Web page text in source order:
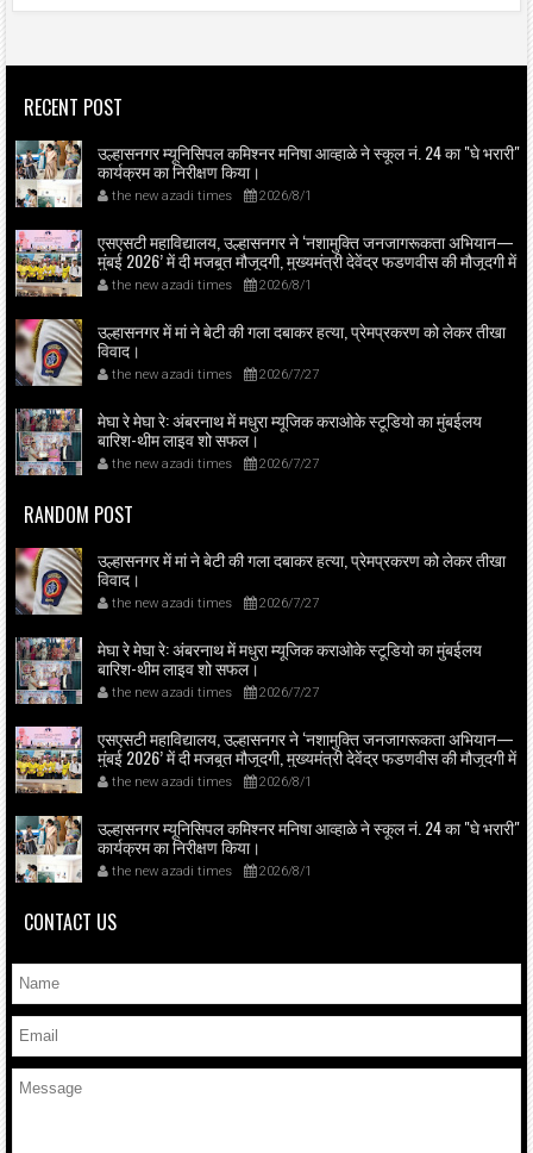
RECENT POST
उल्हासनगर म्यूनिसिपल कमिश्नर मनिषा आव्हाळे ने स्कूल नं. 24 का "घे भरारी"
कार्यक्रम का निरीक्षण किया।
the new azadi times 2026/8/1
एसएसटी महाविद्यालय, उल्हासनगर ने ‘नशामुक्ति जनजागरूकता अभियान—
मुंबई 2026’ में दी मजबूत मौजूदगी, मुख्यमंत्री देवेंद्र फडणवीस की मौजूदगी में
मुंबई के एनएससीआई डोम में आयोजित शपथ ग्रहण समारोह का लाइव
प्रसारण उल्हासनगर में भी दिखाया गया; छात्रों ने प्रत्यक्ष व ऑनलाइन
हिस्सेदारी कर समाज में नशामुक्ति का संदेश फैलाया।
the new azadi times 2026/8/1
उल्हासनगर में मां ने बेटी की गला दबाकर हत्या, प्रेमप्रकरण को लेकर तीखा
विवाद।
the new azadi times 2026/7/27
मेघा रे मेघा रे: अंबरनाथ में मधुरा म्यूजिक कराओके स्टूडियो का मुंबईलय
बारिश-थीम लाइव शो सफल।
the new azadi times 2026/7/27
RANDOM POST
उल्हासनगर में मां ने बेटी की गला दबाकर हत्या, प्रेमप्रकरण को लेकर तीखा
विवाद।
the new azadi times 2026/7/27
मेघा रे मेघा रे: अंबरनाथ में मधुरा म्यूजिक कराओके स्टूडियो का मुंबईलय
बारिश-थीम लाइव शो सफल।
the new azadi times 2026/7/27
एसएसटी महाविद्यालय, उल्हासनगर ने ‘नशामुक्ति जनजागरूकता अभियान—
मुंबई 2026’ में दी मजबूत मौजूदगी, मुख्यमंत्री देवेंद्र फडणवीस की मौजूदगी में
मुंबई के एनएससीआई डोम में आयोजित शपथ ग्रहण समारोह का लाइव
प्रसारण उल्हासनगर में भी दिखाया गया; छात्रों ने प्रत्यक्ष व ऑनलाइन
हिस्सेदारी कर समाज में नशामुक्ति का संदेश फैलाया।
the new azadi times 2026/8/1
उल्हासनगर म्यूनिसिपल कमिश्नर मनिषा आव्हाळे ने स्कूल नं. 24 का "घे भरारी"
कार्यक्रम का निरीक्षण किया।
the new azadi times 2026/8/1
CONTACT US